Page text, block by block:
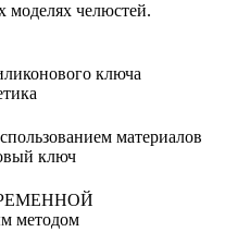
моделях челюстей.
ключа
материалов
ключ
ВРЕМЕННОЙ
методом